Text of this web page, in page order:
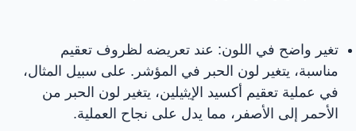
تغير واضح في اللون: عند تعريضه لظروف تعقيم
مناسبة، يتغير لون الحبر في المؤشر. على سبيل المثال،
في عملية تعقيم أكسيد الإيثيلين، يتغير لون الحبر من
الأحمر إلى الأصفر، مما يدل على نجاح العملية.